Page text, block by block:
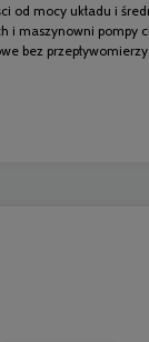
od mocy układu i
pompy
bez